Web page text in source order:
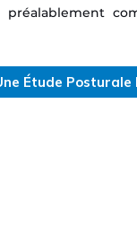
préalablement
Étude Posturale